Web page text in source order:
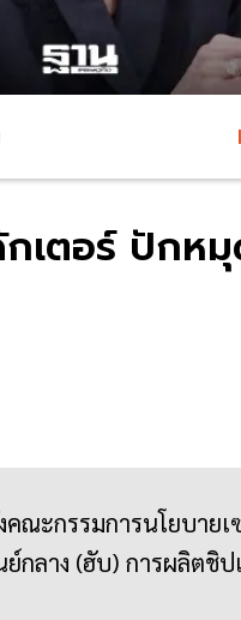
เตอร์ ปักห
ณะกรรมการนโยบาย
กลาง (ฮับ) การผลิตชิ